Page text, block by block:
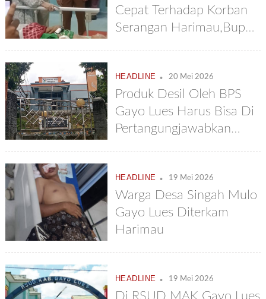
Cepat Terhadap Korban
Serangan Harimau,Bupati
HEADLINE . 20 Mei 2026
Produk Desil Oleh BPS
Gayo Lues Harus Bisa Di
Pertangungjawabkan
HEADLINE . 19 Mei 2026
Warga Desa Singah Mulo
Gayo Lues Diterkam
Harimau
HEADLINE . 19 Mei 2026
Di RSUD MAK Gayo Lues